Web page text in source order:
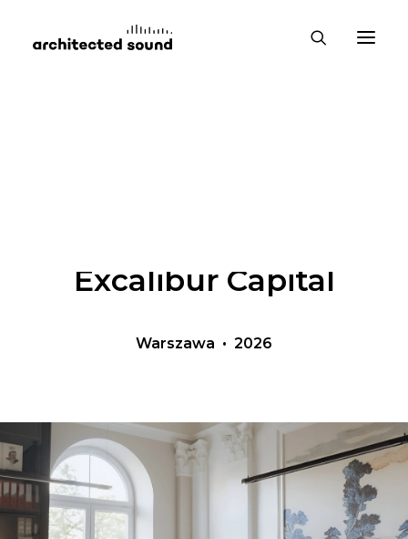
Excalibur Capital
Warszawa • 2026